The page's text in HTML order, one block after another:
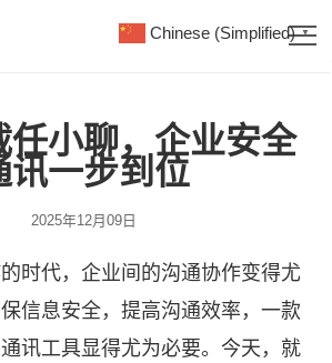
任小聊，企业安全
讯一步到位
2025年12月09日
时代，企业间的沟通协作变得尤
信息安全，提高沟通效率，一款
讯工具显得尤为必要。今天，就
Chinese (Simplified) ▼